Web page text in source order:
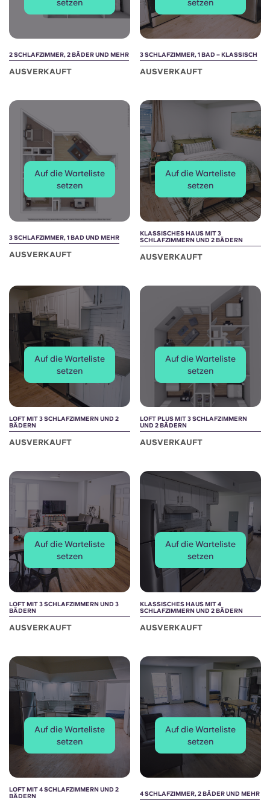
setzen
2 SCHLAFZIMMER, 2 BÄDER UND MEHR
AUSVERKAUFT
setzen
3 SCHLAFZIMMER, 1 BAD – KLASSISCH
AUSVERKAUFT
Auf die Warteliste
setzen
3 SCHLAFZIMMER, 1 BAD UND MEHR
AUSVERKAUFT
Auf die Warteliste
setzen
KLASSISCHES HAUS MIT 3
SCHLAFZIMMERN UND 2 BÄDERN
AUSVERKAUFT
Auf die Warteliste
setzen
LOFT MIT 3 SCHLAFZIMMERN UND 2
BÄDERN
AUSVERKAUFT
Auf die Warteliste
setzen
LOFT PLUS MIT 3 SCHLAFZIMMERN
UND 2 BÄDERN
AUSVERKAUFT
Auf die Warteliste
setzen
LOFT MIT 3 SCHLAFZIMMERN UND 3
BÄDERN
AUSVERKAUFT
Auf die Warteliste
setzen
KLASSISCHES HAUS MIT 4
SCHLAFZIMMERN UND 2 BÄDERN
AUSVERKAUFT
Auf die Warteliste
setzen
LOFT MIT 4 SCHLAFZIMMERN UND 2
BÄDERN
Auf die Warteliste
setzen
4 SCHLAFZIMMER, 2 BÄDER UND MEHR